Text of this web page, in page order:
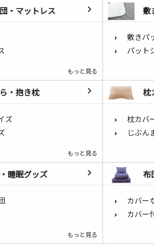
・マットレス
もっと見る
敷
敷きパ
パット
・抱き枕
ズ
もっと見る
枕
枕カバ
じぶん
睡眠グッズ
もっと見る
布
カバー
カバー